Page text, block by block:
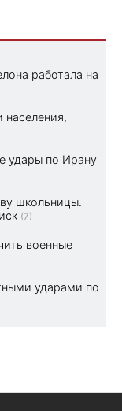
работала на
удары по Ирану
школьницы.
(7)
военные
ударами по